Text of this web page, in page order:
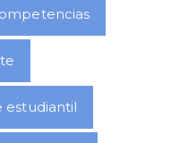
estudiantil